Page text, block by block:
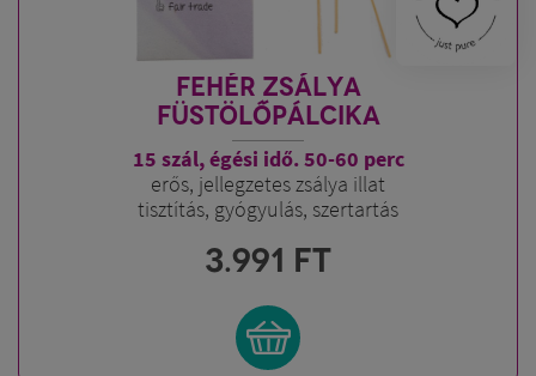
FEHÉR ZSÁLYA
FÜSTÖLŐPÁLCIKA
15 szál, égési idő. 50-60 perc
erős, jellegzetes zsálya illat
tisztítás, gyógyulás, szertartás
3.991 FT